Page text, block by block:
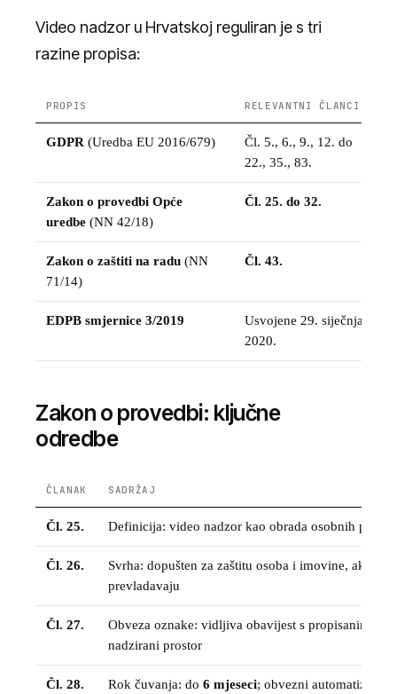
Video nadzor u Hrvatskoj reguliran je s tri
razine propisa:
PROPIS RELEVANTNI ČLANCI
GDPR (Uredba EU 2016/679)
Čl. 5., 6., 9., 12. do
22., 35., 83.
Zakon o provedbi Opće
uredbe (NN 42/18)
Čl. 25. do 32.
Zakon o zaštiti na radu (NN
71/14)
Čl. 43.
EDPB smjernice 3/2019
Usvojene 29. siječnja
2020.
Zakon o provedbi: ključne
odredbe
ČLANAK SADRŽAJ
Čl. 25. Definicija: video nadzor kao obrada osobnih
Čl. 26.
Svrha: dopušten za zaštitu osoba i imovine, ako
prevladavaju
Čl. 27.
Obveza oznake: vidljiva obavijest s propisanim
nadzirani prostor
Čl. 28. Rok čuvanja: do 6 mjeseci; obvezni automatizirani